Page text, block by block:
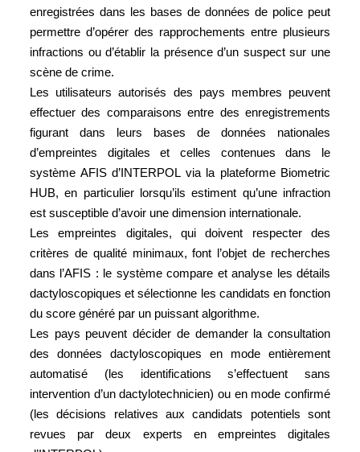
enregistrées dans les bases de données de police peut
permettre d’opérer des rapprochements entre plusieurs
infractions ou d’établir la présence d’un suspect sur une
scène de crime.
Les utilisateurs autorisés des pays membres peuvent
effectuer des comparaisons entre des enregistrements
figurant dans leurs bases de données nationales
d’empreintes digitales et celles contenues dans le
système AFIS d’INTERPOL via la plateforme Biometric
HUB, en particulier lorsqu’ils estiment qu’une infraction
est susceptible d’avoir une dimension internationale.
Les empreintes digitales, qui doivent respecter des
critères de qualité minimaux, font l’objet de recherches
dans l’AFIS : le système compare et analyse les détails
dactyloscopiques et sélectionne les candidats en fonction
du score généré par un puissant algorithme.
Les pays peuvent décider de demander la consultation
des données dactyloscopiques en mode entièrement
automatisé (les identifications s’effectuent sans
intervention d’un dactylotechnicien) ou en mode confirmé
(les décisions relatives aux candidats potentiels sont
revues par deux experts en empreintes digitales